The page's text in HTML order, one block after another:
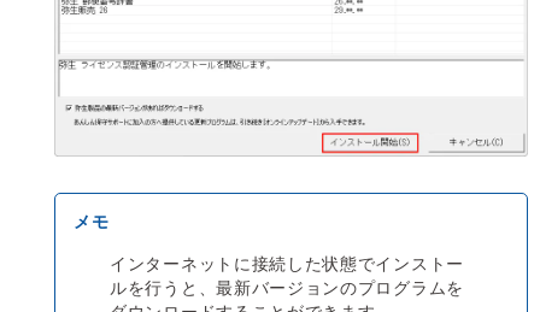
インターネットに接続した状態でインストー
ルを行うと、最新バージョンのプログラムを